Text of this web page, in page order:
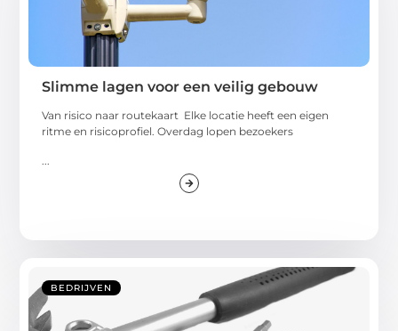
Slimme lagen voor een veilig gebouw
Van risico naar routekaart Elke locatie heeft een eigen
ritme en risicoprofiel. Overdag lopen bezoekers
BEDRIJVEN